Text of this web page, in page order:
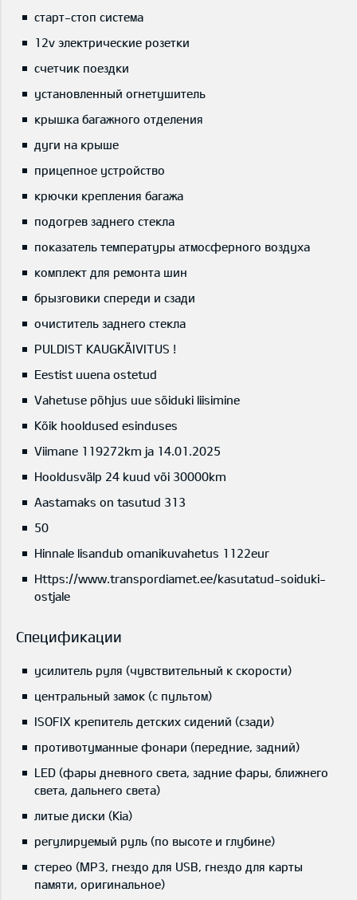
старт-стоп система
12v электрические розетки
счетчик поездки
установленный огнетушитель
крышка багажного отделения
дуги на крыше
прицепное устройство
крючки крепления багажа
подогрев заднего стекла
показатель температуры атмосферного воздуха
комплект для ремонта шин
брызговики спереди и сзади
очиститель заднего стекла
PULDIST KAUGKÄIVITUS !
Eestist uuena ostetud
Vahetuse põhjus uue sõiduki liisimine
Kõik hooldused esinduses
Viimane 119272km ja 14.01.2025
Hooldusvälp 24 kuud või 30000km
Aastamaks on tasutud 313
50
Hinnale lisandub omanikuvahetus 1122eur
Https://www.transpordiamet.ee/kasutatud-soiduki-
ostjale
Спецификации
усилитель руля (чувствительный к скорости)
центральный замок (с пультом)
ISOFIX крепитель детских сидений (сзади)
противотуманные фонари (передние, задний)
LED (фары дневного света, задние фары, ближнего
света, дальнего света)
литые диски (Kia)
регулируемый руль (по высоте и глубине)
стерео (MP3, гнездо для USB, гнездо для карты
памяти, оригинальное)